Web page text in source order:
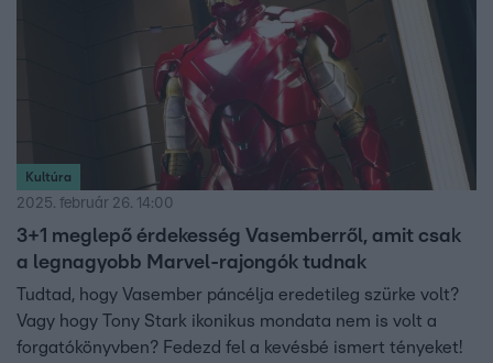
Kultúra
2025. február 26. 14:00
3+1 meglepő érdekesség Vasemberről, amit csak
a legnagyobb Marvel-rajongók tudnak
Tudtad, hogy Vasember páncélja eredetileg szürke volt?
Vagy hogy Tony Stark ikonikus mondata nem is volt a
forgatókönyvben? Fedezd fel a kevésbé ismert tényeket!